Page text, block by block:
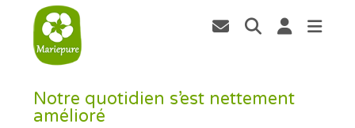
Notre quotidien s’est nettement
amélioré